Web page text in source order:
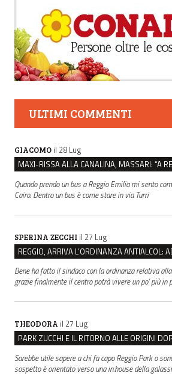
ULTIMI COMMENTI
GIACOMO il 28 Lug
Quando prendo un bus a Reggio Emilia mi sento
Cairo. Dentro un bus è come stare in via Turri
SPERINA ZECCHI il 27 Lug
Bene ha fatto il sindaco con la ordinanza relativa
grazie finalmente il centro potrà vivere un po' più in
THEODORA il 27 Lug
Sarebbe utile sapere a chi fa capo Reggio Park o
sospetto è orientato verso una in.house della